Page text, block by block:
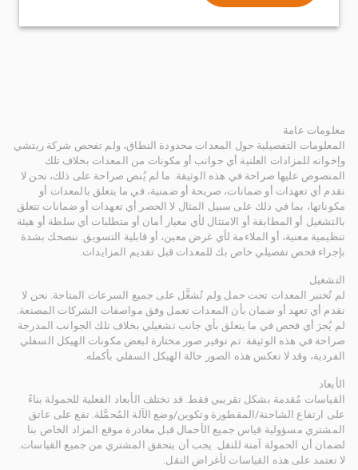
معلومات عامة
المعلومات التفصيلية حول المعدات محدودة النطاق، ولم تفحص شركة ريتشي
وإخوانه للمزادات العلنية أي جوانب أو مكونات من المعدات بخلاف تلك
المنصوص عليها صراحة في هذه الوثيقة. ما لم يُنص صراحة على ذلك، نحن لا
نقدم أي تعهدات أو ضمانات، صريحة أو ضمنية، في ما يتعلق بالمعدات أو
مكوناتها، بما في ذلك على سبيل المثال لا الحصر أي تعهدات أو ضمانات تتعلق
بالتشغيل أو المطابقة أو الامتثال لأي معيار أمان أو متطلبات أي سلطة أو هيئة
تنظيمية معنية، أو الملاءمة لأي غرض معين، أو قابلية التسويق. ننصحك بشدة
بإجراء فحص تفصيلي خاص بك للمعدات قبل تقديم المزايدات.
التشغيل
لم تُختبر المعدات تحت حمل ولم تُشغَّل على جميع السرعات المتاحة. نحن لا
نقدم أي تعهد أو ضمان بأن المعدات تعمل وفق مواصفات الشركات المصنعة.
لم يُجرَ أي فحص في ما يتعلق بأي جانب تشغيلي بخلاف تلك الجوانب المدرجة
صراحة في هذه الوثيقة. تم توفير صور مختارة لبعض مكونات الهيكل السفلي
الفردية، وقد لا تعكس هذه الصور حالة الهيكل السفلي بأكمله.
الأبعاد
القياسات مُقدمة بشكل تقريبي فقط. قد تختلف الأبعاد الفعلية للحمولة بناءً
على ارتفاع الشاحنة/المقطورة وتكوين/وضع الآلة المُحمَّلة. تقع على عاتق
المشتري مسؤولية قياس جميع الأحمال قبل مغادرة موقع المزاد الخاص بنا
لضمان أن الحمولة آمنة للنقل. يجب أن يتحقق المشتري من جميع القياسات.
لا تعتمد على هذه القياسات لأغراض النقل.